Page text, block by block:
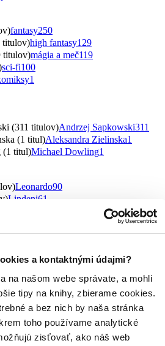
a kontaktnými údajmi?
na našom webe správate, a mohli
tipy na knihy, zbierame cookies.
a bez nich by naša stránka
toho používame analytické
zisťovať, ako náš web
fantasy250
titulov)high fantasy129
titulov)mágia a meč119
sci-fi100
1
(311 titulov)Andrzej Sapkowski311
(1 titul)Aleksandra Zielinska1
(1 titul)Michael Dowling1
Leonardo90
Lindeni61
Orion20
15
9
titulov)Winston Smith6
4
1
Dark Horse1